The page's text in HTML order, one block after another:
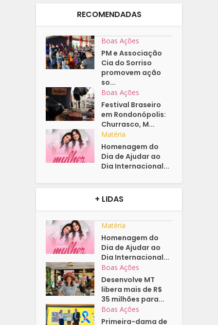
RECOMENDADAS
Boas Ações
PM e Associação
Cia do Sorriso
promovem ação
so...
Boas Ações
Festival Braseiro
em Rondonópolis:
Churrasco, M...
Matéria
Homenagem do
Dia de Ajudar ao
Dia Internacional...
+ LIDAS
Matéria
Homenagem do
Dia de Ajudar ao
Dia Internacional...
Boas Ações
Desenvolve MT
libera mais de R$
35 milhões para...
Boas Ações
Primeira-dama de